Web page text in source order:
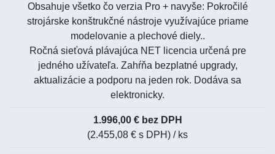
Obsahuje všetko čo verzia Pro + navyše: Pokročilé
strojárske konštrukčné nástroje využívajúce priame
modelovanie a plechové diely..
Ročná sieťová plávajúca NET licencia určená pre
jedného užívateľa. Zahŕňa bezplatné upgrady,
aktualizácie a podporu na jeden rok. Dodáva sa
elektronicky.
1.996,00 € bez DPH
(2.455,08 € s DPH) / ks